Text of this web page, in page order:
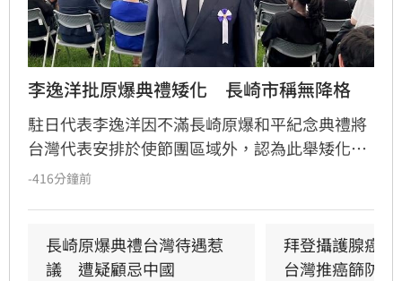
李逸洋批原爆典禮矮化　長崎市稱無降格
駐日代表李逸洋因不滿長崎原爆和平紀念典禮將
台灣代表安排於使節團區域外，認為此舉矮化台
灣國格，決定缺席該活動並表達嚴正抗議。對
-416分鐘前
長崎原爆典禮台灣待遇惹
議　遭疑顧忌中國
拜登攝護腺癌
台灣推癌篩防晚